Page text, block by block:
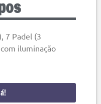
7 Padel (3
iluminação